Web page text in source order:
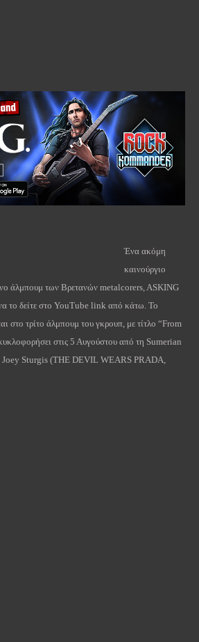
Ένα ακόμη
καινούργιο
άλμπουμ των Βρετανών metalcorers, ASKING
το δείτε στο YouTube link από κάτω. Το
στο τρίτο άλμπουμ του γκρουπ, με τίτλο “From
στις 5 Αυγούστου από τη Sumerian
Joey Sturgis (THE DEVIL WEARS PRADA,